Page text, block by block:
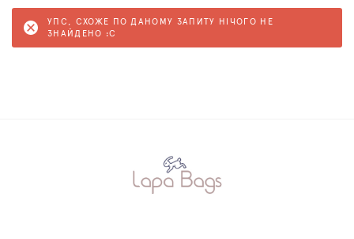
УПС, СХОЖЕ ПО ДАНОМУ ЗАПИТУ НІЧОГО НЕ
ЗНАЙДЕНО :C